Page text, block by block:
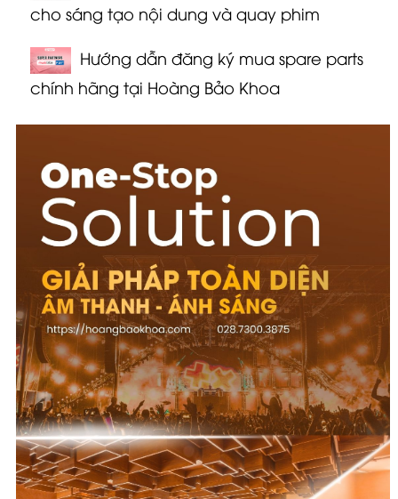
cho sáng tạo nội dung và quay phim
Hướng dẫn đăng ký mua spare parts
chính hãng tại Hoàng Bảo Khoa